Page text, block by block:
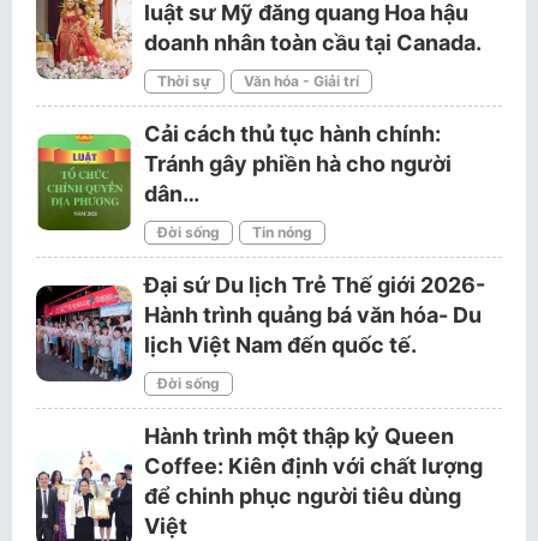
luật sư Mỹ đăng quang Hoa hậu
doanh nhân toàn cầu tại Canada.
Thời sự Văn hóa - Giải trí
Cải cách thủ tục hành chính:
Tránh gây phiền hà cho người
dân…
Đời sống Tin nóng
Đại sứ Du lịch Trẻ Thế giới 2026-
Hành trình quảng bá văn hóa- Du
lịch Việt Nam đến quốc tế.
Đời sống
Hành trình một thập kỷ Queen
Coffee: Kiên định với chất lượng
để chinh phục người tiêu dùng
Việt